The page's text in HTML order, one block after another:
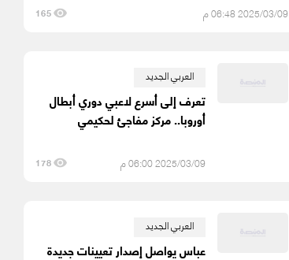
2025/03/09 06:48 م 165
العربي الجديد
تعرف إلى أسرع لاعبي دوري أبطال
أوروبا.. مركز مفاجئ لحكيمي
2025/03/09 06:00 م 178
العربي الجديد
عباس يواصل إصدار تعيينات جديدة